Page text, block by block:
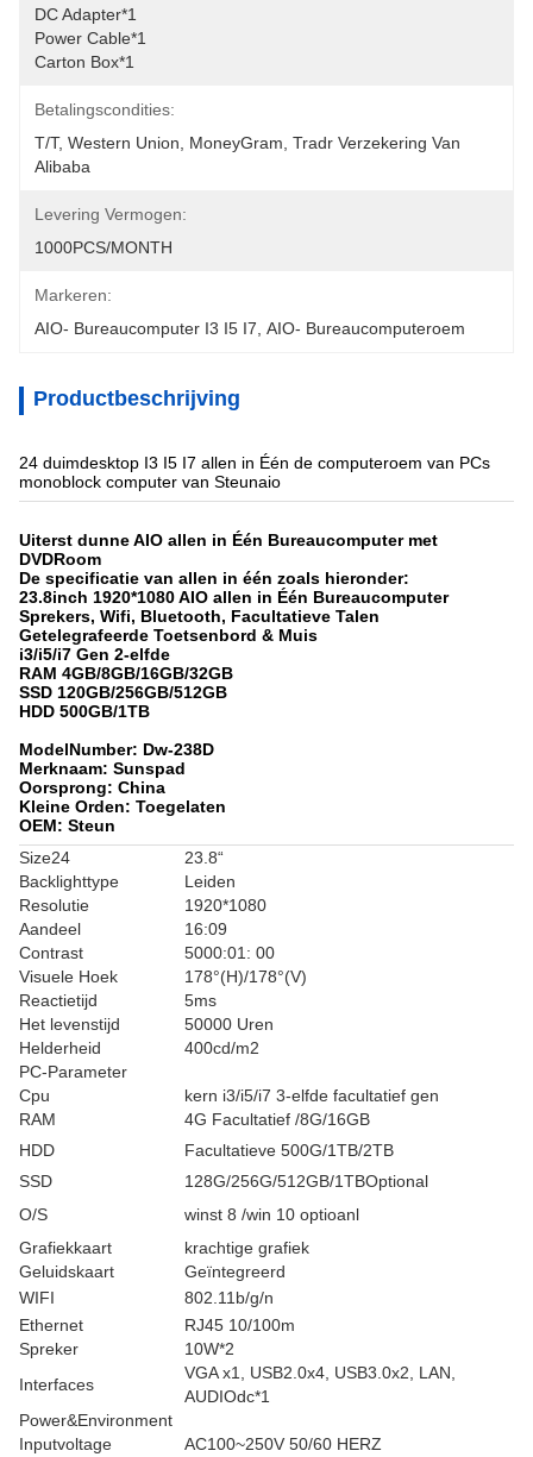
DC Adapter*1
Power Cable*1
Carton Box*1
Betalingscondities:
T/T, Western Union, MoneyGram, Tradr Verzekering Van
Alibaba
Levering Vermogen:
1000PCS/MONTH
Markeren:
AIO- Bureaucomputer I3 I5 I7 AIO- Bureaucomputeroem
Productbeschrijving
24 duimdesktop I3 I5 I7 allen in Één de computeroem van PCs
monoblock computer van Steunaio
Uiterst dunne AIO allen in Één Bureaucomputer met
DVDRoom
De specificatie van allen in één zoals hieronder:
23.8inch 1920*1080 AIO allen in Één Bureaucomputer
Sprekers, Wifi, Bluetooth, Facultatieve Talen
Getelegrafeerde Toetsenbord & Muis
i3/i5/i7 Gen 2-elfde
RAM 4GB/8GB/16GB/32GB
SSD 120GB/256GB/512GB
HDD 500GB/1TB
ModelNumber: Dw-238D
Merknaam: Sunspad
Oorsprong: China
Kleine Orden: Toegelaten
OEM: Steun
Size24
23.8“
Backlighttype
Leiden
Resolutie
1920*1080
Aandeel
16:09
Contrast
5000:01: 00
Visuele Hoek
178°(H)/178°(V)
Reactietijd
5ms
Het levenstijd
50000 Uren
Helderheid
400cd/m2
PC-Parameter
Cpu
kern i3/i5/i7 3-elfde facultatief gen
RAM
4G Facultatief /8G/16GB
HDD
Facultatieve 500G/1TB/2TB
SSD
128G/256G/512GB/1TBOptional
O/S
winst 8 /win 10 optioanl
Grafiekkaart
krachtige grafiek
Geluidskaart
Geïntegreerd
WIFI
802.11b/g/n
Ethernet
RJ45 10/100m
Spreker
10W*2
Interfaces
VGA x1, USB2.0x4, USB3.0x2, LAN,
AUDIOdc*1
Power&Environment
Inputvoltage
AC100~250V 50/60 HERZ